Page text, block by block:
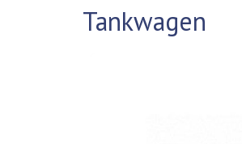
Tankwagen